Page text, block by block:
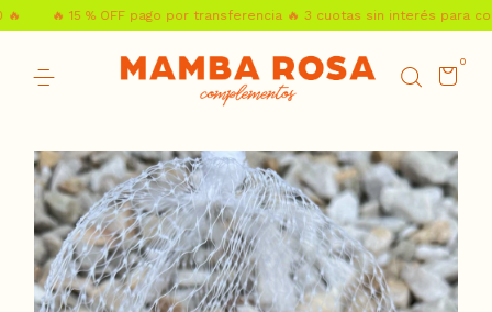
🔥 15 % OFF pago por transferencia 🔥 3 cuotas sin interés para
0